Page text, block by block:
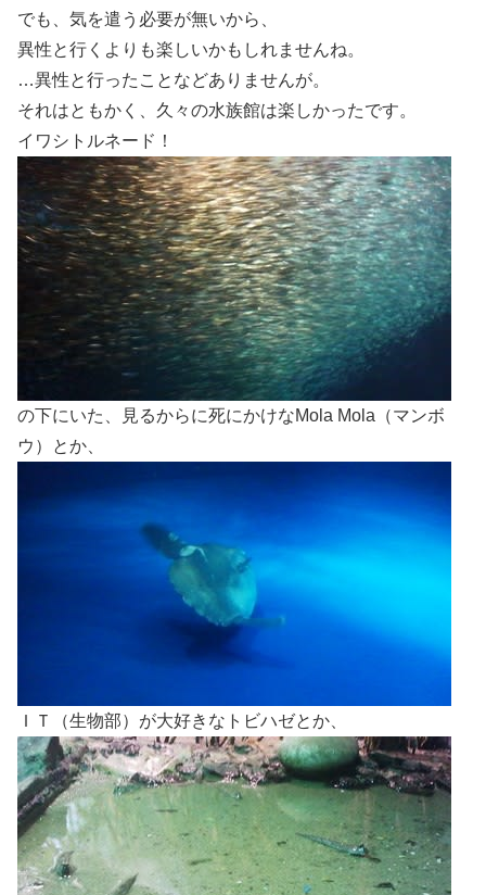
でも、気を遣う必要が無いから、
異性と行くよりも楽しいかもしれませんね。
…異性と行ったことなどありませんが。
それはともかく、久々の水族館は楽しかったです。
イワシトルネード！
の下にいた、見るからに死にかけなMola Mola（マンボ
ウ）とか、
ＩＴ（生物部）が大好きなトビハゼとか、